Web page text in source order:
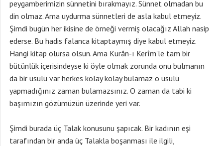
peygamberimizin sünnetini bırakmayız. Sünnet olmadan bu
din olmaz. Ama uydurma sünnetleri de asla kabul etmeyiz.
Şimdi bugün her ikisine de örneği vermiş olacağız Allah nasip
ederse. Bu hadis falanca kitaptaymış diye kabul etmeyiz.
Hangi kitap olursa olsun. Ama Kurân-ı Kerîm’le tam bir
bütünlük içerisindeyse ki öyle olmak zorunda onu bulmanın
da bir usulü var herkes kolay kolay bulamaz o usulü
yapmadığınız zaman bulamazsınız. O zaman da tabi ki
başımızın gözümüzün üzerinde yeri var.
Şimdi burada üç Talak konusunu şapıcak. Bir kadının eşi
tarafından bir anda üç Talakla boşanması ile ilgili,